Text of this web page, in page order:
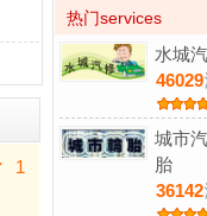
1
热门services
水城
46029
城市
胎
36142